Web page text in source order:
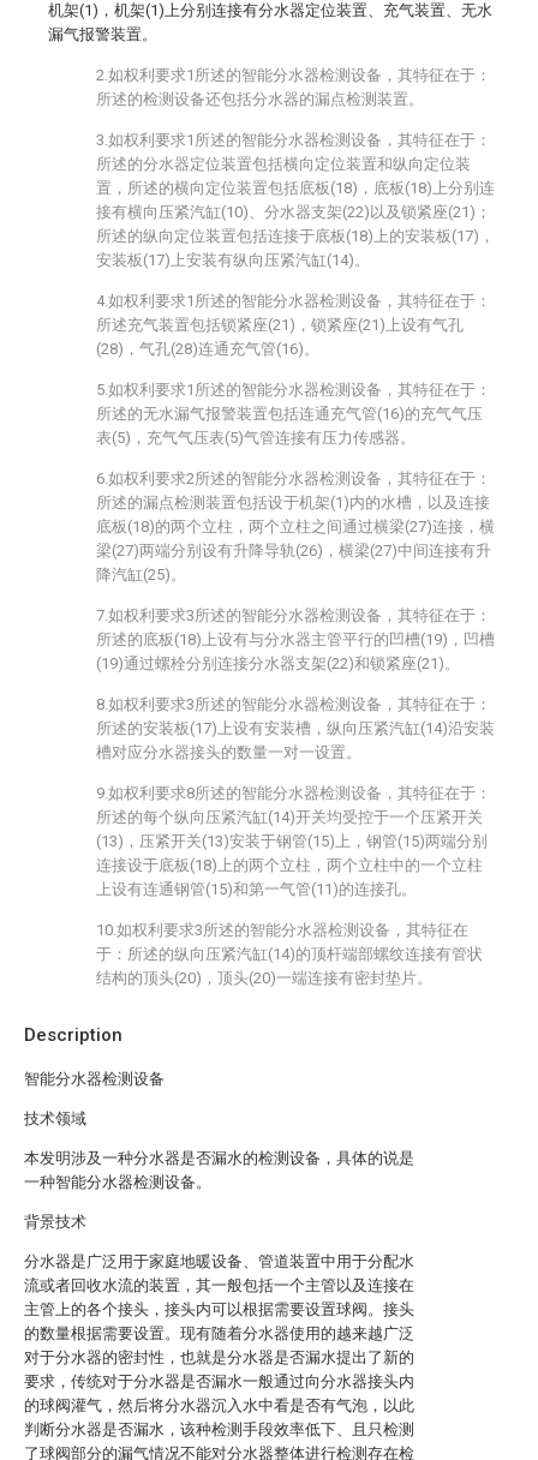
Description
智能分水器检测设备
技术领域
本发明涉及一种分水器是否漏水的检测设备，具体的说是
一种智能分水器检测设备。
背景技术
分水器是广泛用于家庭地暖设备、管道装置中用于分配水
流或者回收水流的装置，其一般包括一个主管以及连接在
主管上的各个接头，接头内可以根据需要设置球阀。接头
的数量根据需要设置。现有随着分水器使用的越来越广泛
对于分水器的密封性，也就是分水器是否漏水提出了新的
要求，传统对于分水器是否漏水一般通过向分水器接头内
的球阀灌气，然后将分水器沉入水中看是否有气泡，以此
判断分水器是否漏水，该种检测手段效率低下、且只检测
了球阀部分的漏气情况不能对分水器整体进行检测存在检
机架(1)，机架(1)上分别连接有分水器定位装置、充气装置、无水
漏气报警装置。
2.如权利要求1所述的智能分水器检测设备，其特征在于：
所述的检测设备还包括分水器的漏点检测装置。
3.如权利要求1所述的智能分水器检测设备，其特征在于：
所述的分水器定位装置包括横向定位装置和纵向定位装
置，所述的横向定位装置包括底板(18)，底板(18)上分别连
接有横向压紧汽缸(10)、分水器支架(22)以及锁紧座(21)；
所述的纵向定位装置包括连接于底板(18)上的安装板(17)，
安装板(17)上安装有纵向压紧汽缸(14)。
4.如权利要求1所述的智能分水器检测设备，其特征在于：
所述充气装置包括锁紧座(21)，锁紧座(21)上设有气孔
(28)，气孔(28)连通充气管(16)。
5.如权利要求1所述的智能分水器检测设备，其特征在于：
所述的无水漏气报警装置包括连通充气管(16)的充气气压
表(5)，充气气压表(5)气管连接有压力传感器。
6.如权利要求2所述的智能分水器检测设备，其特征在于：
所述的漏点检测装置包括设于机架(1)内的水槽，以及连接
底板(18)的两个立柱，两个立柱之间通过横梁(27)连接，横
梁(27)两端分别设有升降导轨(26)，横梁(27)中间连接有升
降汽缸(25)。
7.如权利要求3所述的智能分水器检测设备，其特征在于：
所述的底板(18)上设有与分水器主管平行的凹槽(19)，凹槽
(19)通过螺栓分别连接分水器支架(22)和锁紧座(21)。
8.如权利要求3所述的智能分水器检测设备，其特征在于：
所述的安装板(17)上设有安装槽，纵向压紧汽缸(14)沿安装
槽对应分水器接头的数量一对一设置。
9.如权利要求8所述的智能分水器检测设备，其特征在于：
所述的每个纵向压紧汽缸(14)开关均受控于一个压紧开关
(13)，压紧开关(13)安装于钢管(15)上，钢管(15)两端分别
连接设于底板(18)上的两个立柱，两个立柱中的一个立柱
上设有连通钢管(15)和第一气管(11)的连接孔。
10.如权利要求3所述的智能分水器检测设备，其特征在
于：所述的纵向压紧汽缸(14)的顶杆端部螺纹连接有管状
结构的顶头(20)，顶头(20)一端连接有密封垫片。